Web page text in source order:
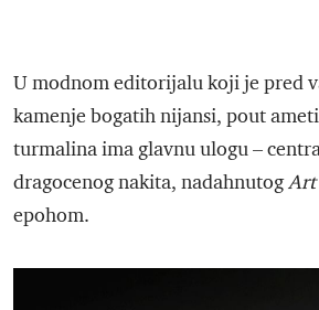
U modnom editorijalu koji je pred
kamenje bogatih nijansi, pout
turmalina ima glavnu ulogu –
dragocenog nakita, nadahnutogArt
epohom.